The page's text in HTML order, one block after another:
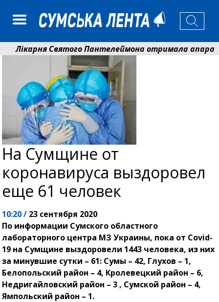
Лікарня Святого Пантелеймона отримала апарат
Артем Кобзар вручив родинам 20 полеглих Героїв
На Сумщине от
коронавируса выздоровел
еще 61 человек
10:20 / 23 сентября 2020
По информации Сумского областного
лабораторного центра МЗ Украины, пока от Covid-
19 на Сумщине выздоровели 1443 человека, из них
за минувшие сутки – 61: Сумы – 42, Глухов – 1,
Белопольский район – 4, Кролевецкий район – 6,
Недригайловский район – 3 , Сумской район – 4,
Ямпольский район – 1.